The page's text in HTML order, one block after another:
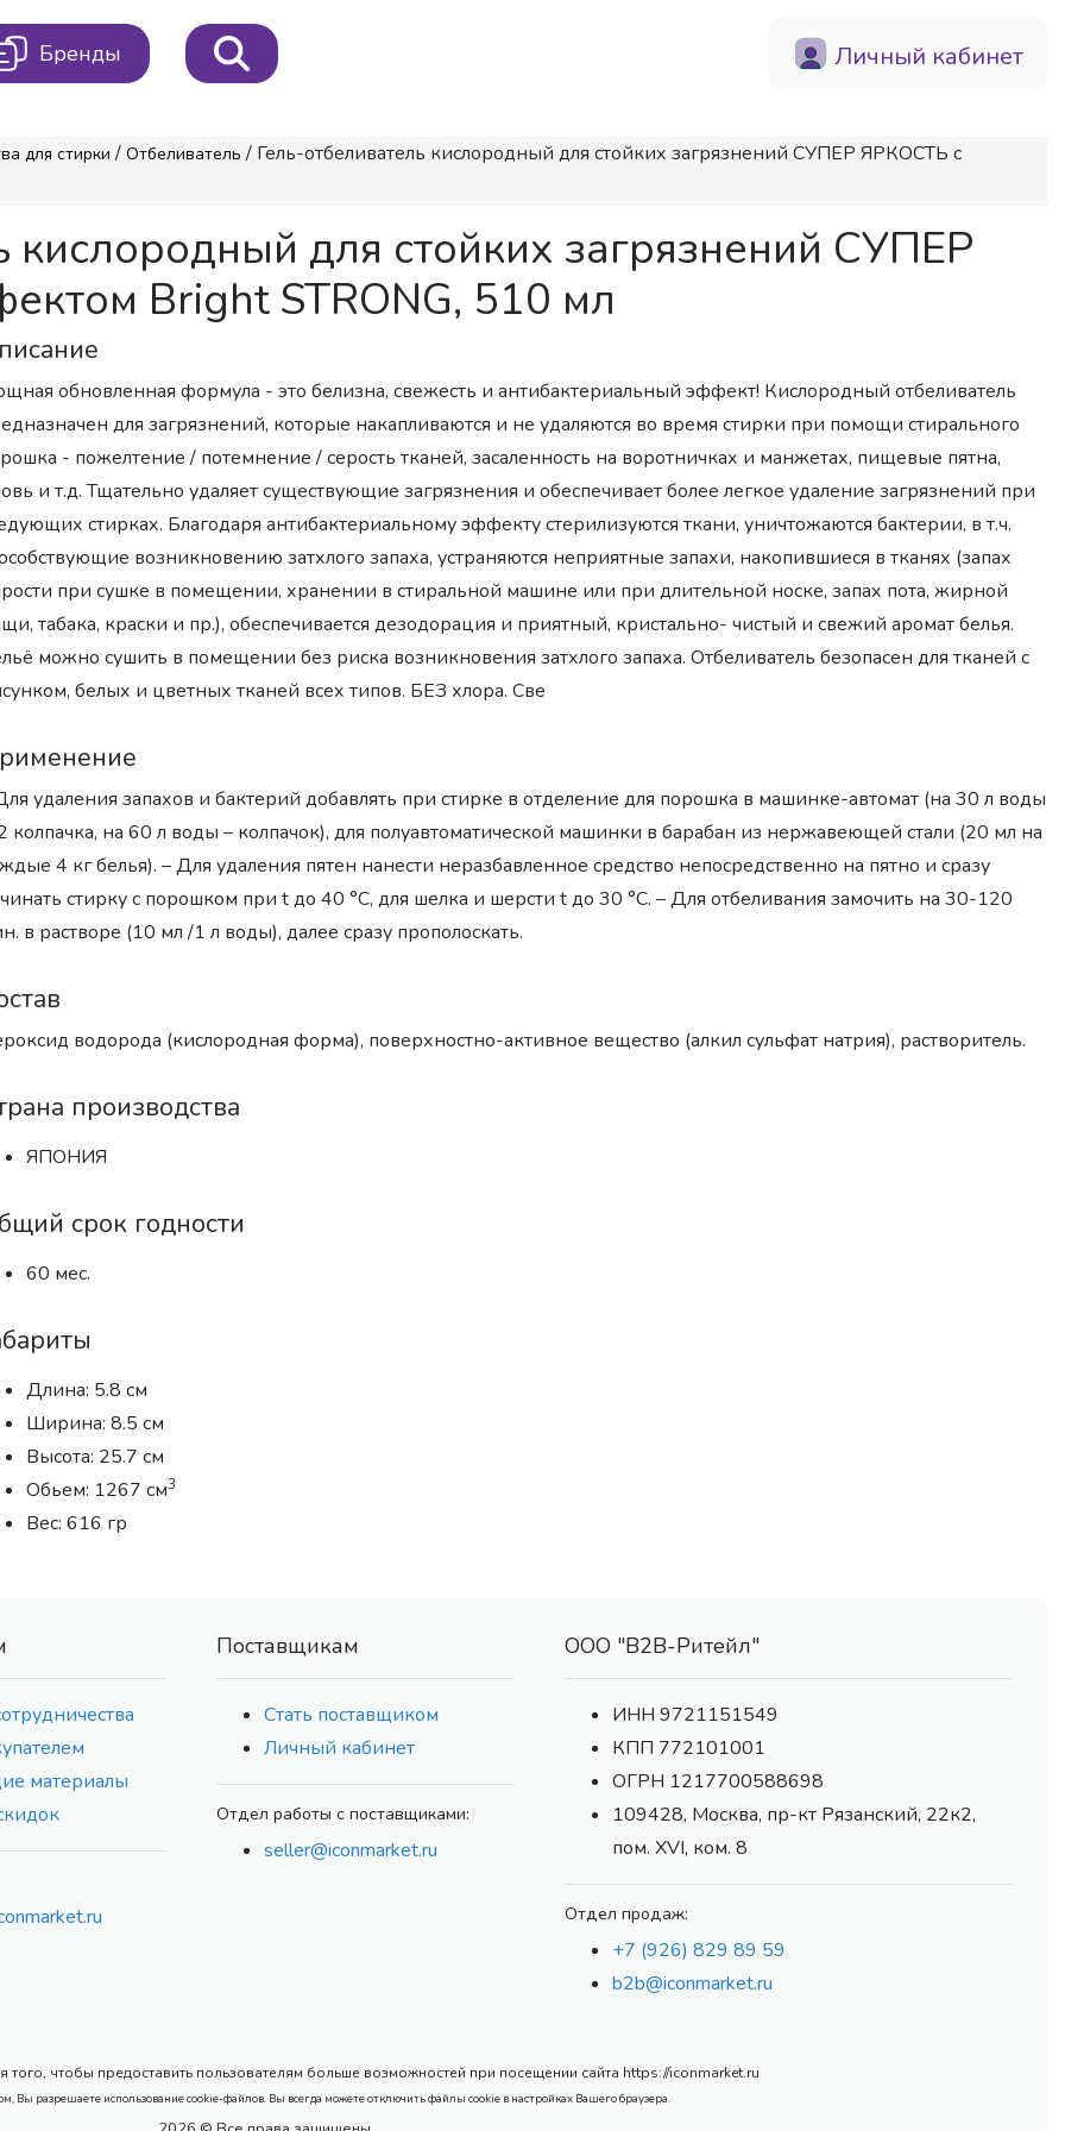
Бренды Личный кабинет
для стирки / Отбеливатель / Гель-отбеливатель кислородный для стойких загрязнений СУПЕР ЯРКОСТЬ с
кислородный для стойких загрязнений СУПЕР
Bright STRONG, 510 мл
обновленная формула - это белизна, свежесть и антибактериальный эффект! Кислородный отбеливатель
для загрязнений, которые накапливаются и не удаляются во время стирки при помощи стирального
- пожелтение / потемнение / серость тканей, засаленность на воротничках и манжетах, пищевые пятна,
и т.д. Тщательно удаляет существующие загрязнения и обеспечивает более легкое удаление загрязнений при
стирках. Благодаря антибактериальному эффекту стерилизуются ткани, уничтожаются бактерии, в т.ч.
возникновению затхлого запаха, устраняются неприятные запахи, накопившиеся в тканях (запах
при сушке в помещении, хранении в стиральной машине или при длительной носке, запах пота, жирной
табака, краски и пр.), обеспечивается дезодорация и приятный, кристально- чистый и свежий аромат белья.
можно сушить в помещении без риска возникновения затхлого запаха. Отбеливатель безопасен для тканей с
белых и цветных тканей всех типов. БЕЗ хлора. Све
удаления запахов и бактерий добавлять при стирке в отделение для порошка в машинке-автомат (на 30 л воды
колпачка, на 60 л воды – колпачок), для полуавтоматической машинки в барабан из нержавеющей стали (20 мл на
4 кг белья). – Для удаления пятен нанести неразбавленное средство непосредственно на пятно и сразу
стирку с порошком при t до 40 °C, для шелка и шерсти t до 30 °С. – Для отбеливания замочить на 30-120
в растворе (10 мл /1 л воды), далее сразу прополоскать.
водорода (кислородная форма), поверхностно-активное вещество (алкил сульфат натрия), растворитель.
производства
ЯПОНИЯ
срок годности
60 мес.
Длина: 5.8 см
Ширина: 8.5 см
Высота: 25.7 см
Обьем: 1267 см3
Вес: 616 гр
материалы
Поставщикам
Стать поставщиком
Личный кабинет
Отдел работы с поставщиками:
seller@iconmarket.ru
ООО "В2В-Ритейл"
ИНН 9721151549
КПП 772101001
ОГРН 1217700588698
109428, Москва, пр-кт Рязанский, 22к2,
пом. XVI, ком. 8
Отдел продаж:
+7 (926) 829 89 59
b2b@iconmarket.ru
чтобы предоставить пользователям больше возможностей при посещении сайта https://iconmarket.ru
Вы разрешаете использование cookie-файлов. Вы всегда можете отключить файлы cookie в настройках Вашего браузера.